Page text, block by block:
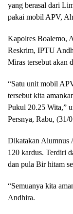
yang berasal dari
pakai mobil APV,
Kapolres Boalemo,
Reskrim, IPTU
Miras tersebut akan
“Satu unit mobil
tersebut kita
Pukul 20.25 Wita,”
Persnya, Rabu, (31/
Dikatakan Alumnus
120 kardus. Terdiri
dan pula Bir hitam
“Semuanya kita
Andhira.